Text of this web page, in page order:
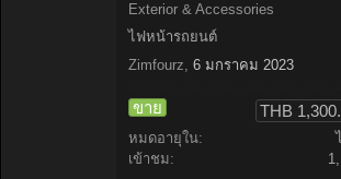
Exterior & Accessories
ไฟหน้ารถยนต์
Zimfourz 6 มกราคม 2023
ขาย THB
หมดอายุใน:
เข้าชม: